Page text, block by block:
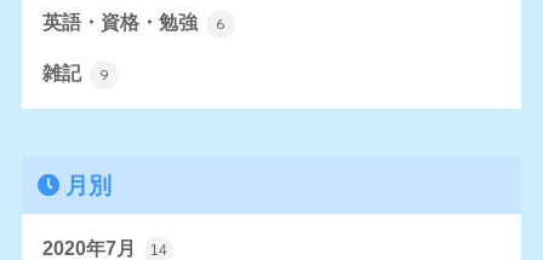
英語・資格・勉強 6
雑記 9
月別
2020年7月 14